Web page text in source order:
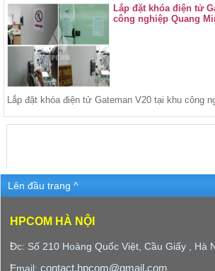
Lắp đặt khóa điện tử
công nghiệp Quang
Lắp đặt khóa điện tử Gateman V20 tại khu công
Lên đầu trang ^
HPCOM HÀ NỘI
Đc: Số 210 Hoàng Quốc Việt, Cầu Giấy , Hà
Email:contact.hpcom@gmail.com